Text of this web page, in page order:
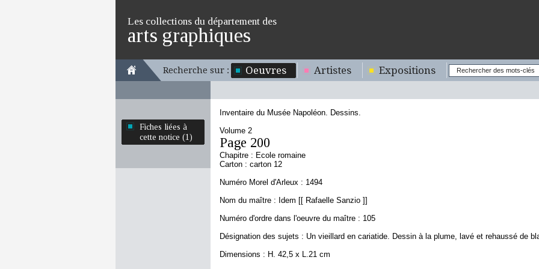
Les collections du département des
arts graphiques
Recherche sur : Oeuvres Artistes Expositions
Fiches liées à
cette notice (1)
Inventaire du Musée Napoléon. Dessins.
Volume 2
Page 200
Chapitre : Ecole romaine
Carton : carton 12
Numéro Morel d'Arleux : 1494
Nom du maître : Idem [[ Rafaelle Sanzio ]]
Numéro d'ordre dans l'oeuvre du maître : 105
Désignation des sujets : Un vieillard en cariatide. Dessin à la plume, lavé et rehaussé de
Dimensions : H. 42,5 x L.21 cm